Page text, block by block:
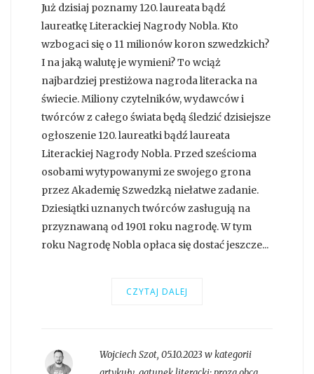
Już dzisiaj poznamy 120. laureata bądź
laureatkę Literackiej Nagrody Nobla. Kto
wzbogaci się o 11 milionów koron szwedzkich?
I na jaką walutę je wymieni? To wciąż
najbardziej prestiżowa nagroda literacka na
świecie. Miliony czytelników, wydawców i
twórców z całego świata będą śledzić dzisiejsze
ogłoszenie 120. laureatki bądź laureata
Literackiej Nagrody Nobla. Przed sześcioma
osobami wytypowanymi ze swojego grona
przez Akademię Szwedzką niełatwe zadanie.
Dziesiątki uznanych twórców zasługują na
przyznawaną od 1901 roku nagrodę. W tym
roku Nagrodę Nobla opłaca się dostać jeszcze...
CZYTAJ DALEJ
Wojciech Szot, 05.10.2023 w kategorii